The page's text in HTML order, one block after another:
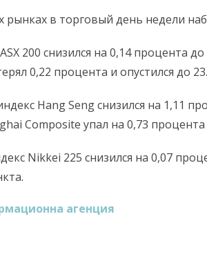
рынках в торговый день недели
200 снизился на 0,14 процента
0,22 процента и опустился до
Hang Seng снизился на 1,11
Composite упал на 0,73 процента
Nikkei 225 снизился на 0,07
агенция